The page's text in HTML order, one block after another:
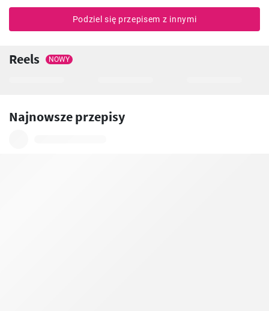
Podziel się przepisem z innymi
Reels NOWY
Najnowsze przepisy